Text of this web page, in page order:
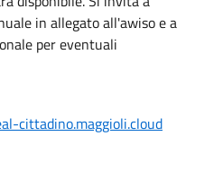
in allegato all'awiso e a
per eventuali
cittadino.maggioli.cloud